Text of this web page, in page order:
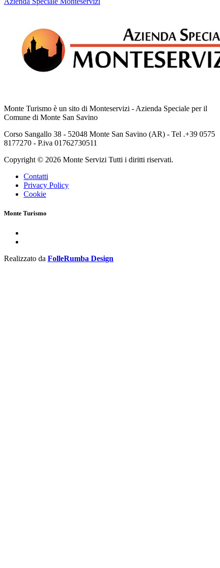
Monte Turismo è un sito di Monteservizi - Azienda Speciale per il
Comune di Monte San Savino
Corso Sangallo 38 - 52048 Monte San Savino (AR) - Tel .+39 0575
8177270 - P.iva 01762730511
Copyright © 2026 Monte Servizi Tutti i diritti riservati.
Contatti
Privacy Policy
Cookie
Monte Turismo
Realizzato da FolleRumba Design